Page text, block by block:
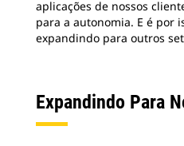
aplicações de nossos
para a autonomia. E é por
expandindo para outros
Expandindo Para